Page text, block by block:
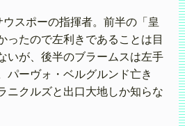
スポーの指揮者。前半の「皇
ったので左利きであることは目
いが、後半のブラームスは左手
パーヴォ・ベルグルンド亡き
ニクルズと出口大地しか知らな